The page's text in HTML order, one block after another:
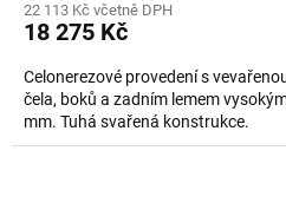
22 113 Kč včetně DPH
18 275 Kč
Celonerezové provedení s
čela, boků a zadním lemem
mm. Tuhá svařená konstrukce.